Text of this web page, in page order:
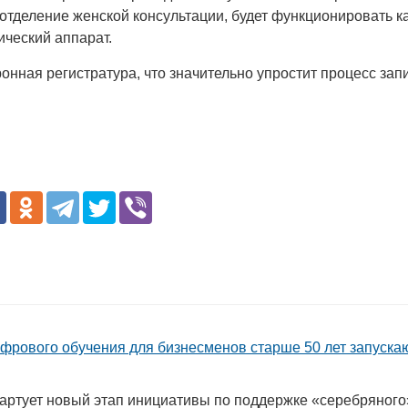
женской консультации, будет функционировать
аппарат.
регистратура, что значительно упростит процесс
обучения для бизнесменов старше 50 лет
новый этап инициативы по поддержке